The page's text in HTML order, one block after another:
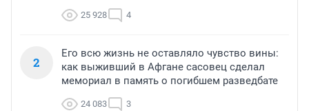
25 928 4
2
Его всю жизнь не оставляло чувство вины:
как выживший в Афгане сасовец сделал
мемориал в память о погибшем разведбате
24 083 3